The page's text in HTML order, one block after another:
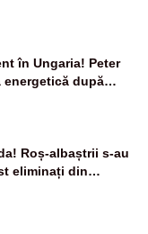
în Ungaria! Peter
energetică după
Paks
Roș-albaștrii s-au
eliminați din